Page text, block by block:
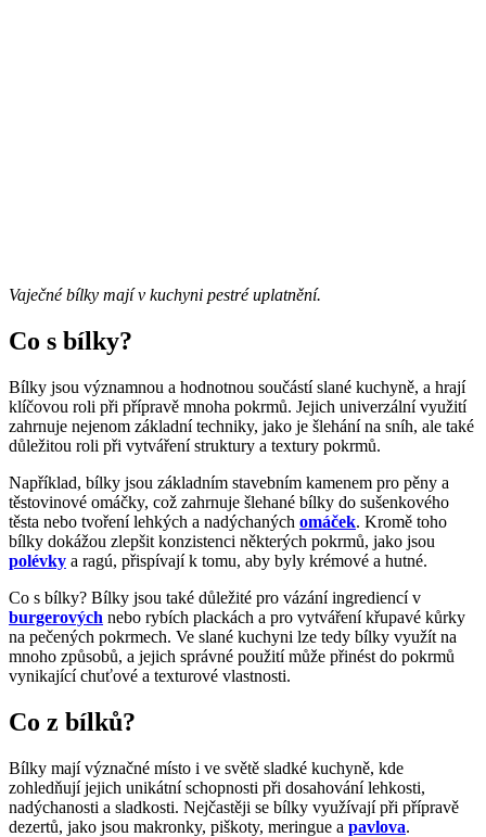
Vaječné bílky mají v kuchyni pestré uplatnění.
Co s bílky?
Bílky jsou významnou a hodnotnou součástí slané kuchyně, a hrají
klíčovou roli při přípravě mnoha pokrmů. Jejich univerzální využití
zahrnuje nejenom základní techniky, jako je šlehání na sníh, ale také
důležitou roli při vytváření struktury a textury pokrmů.
Například, bílky jsou základním stavebním kamenem pro pěny a
těstovinové omáčky, což zahrnuje šlehané bílky do sušenkového
těsta nebo tvoření lehkých a nadýchaných omáček. Kromě toho
bílky dokážou zlepšit konzistenci některých pokrmů, jako jsou
polévky a ragú, přispívají k tomu, aby byly krémové a hutné.
Co s bílky? Bílky jsou také důležité pro vázání ingrediencí v
burgerových nebo rybích plackách a pro vytváření křupavé kůrky
na pečených pokrmech. Ve slané kuchyni lze tedy bílky využít na
mnoho způsobů, a jejich správné použití může přinést do pokrmů
vynikající chuťové a texturové vlastnosti.
Co z bílků?
Bílky mají význačné místo i ve světě sladké kuchyně, kde
zohledňují jejich unikátní schopnosti při dosahování lehkosti,
nadýchanosti a sladkosti. Nejčastěji se bílky využívají při přípravě
dezertů, jako jsou makronky, piškoty, meringue a pavlova.